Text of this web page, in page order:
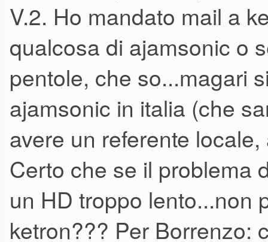
V.2. Ho mandato mail a
qualcosa di ajamsonic o
pentole, che so...magari
ajamsonic in italia (che
avere un referente
Certo che se il problema
un HD troppo lento...non
ketron??? Per Borrenzo: